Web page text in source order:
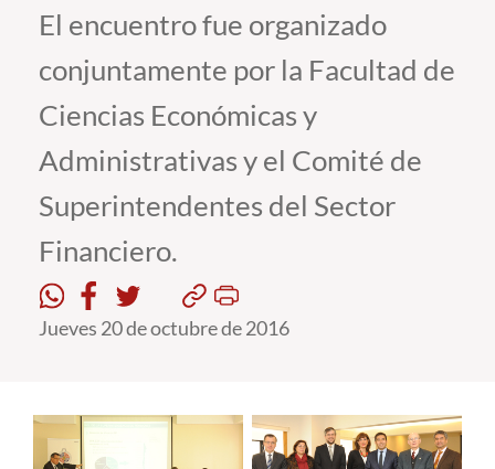
Admisión
Pregrado
Postgrado
Formación Continua
Estudiantes
Académicos
El encuentro fue organizado
conjuntamente por la Facultad de
Ciencias Económicas y
Administrativas y el Comité de
Superintendentes del Sector
Financiero.
Jueves 20 de octubre de 2016